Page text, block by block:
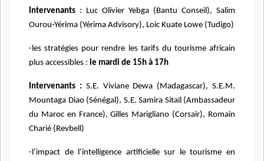
Intervenants : Luc Olivier Yebga (Bantu Conseil), Salim
Ourou-Yérima (Yérima Advisory), Loic Kuate Lowe (Tudigo)
-les stratégies pour rendre les tarifs du tourisme africain
plus accessibles : le mardi de 15h à 17h
Intervenants : S.E. Viviane Dewa (Madagascar), S.E.M.
Mountaga Diao (Sénégal), S.E. Samira Sitaïl (Ambassadeur
du Maroc en France), Gilles Marigliano (Corsair), Romain
Charié (Revbell)
-l’impact de l’intelligence artificielle sur le tourisme en